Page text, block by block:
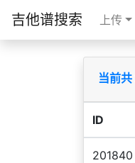
吉他谱搜索 上传
当前
ID
201840